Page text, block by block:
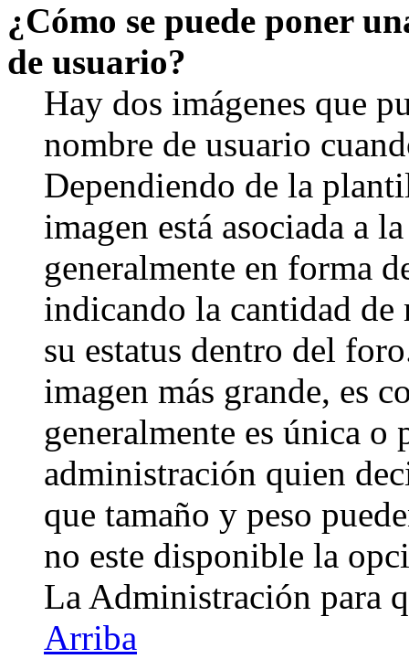
¿Cómo se puede poner
de usuario?
Hay dos imágenes que
nombre de usuario
Dependiendo de la
imagen está asociada a
generalmente en forma
indicando la cantidad de
su estatus dentro del
imagen más grande, es
generalmente es única o
administración quien
que tamaño y peso
no este disponible la
La Administración para
Arriba